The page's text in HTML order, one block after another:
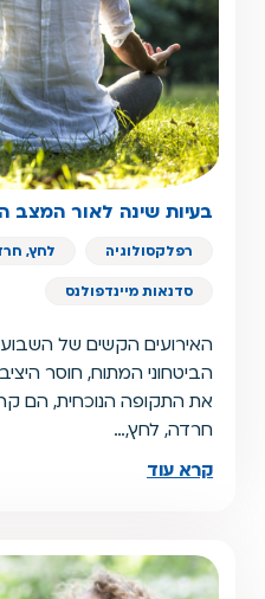
בעיות שינה לאור המצב
רפלקסולוגיה לחץ,
סדנאות מיינדפולנס
האירועים הקשים של
הביטחוני המתוח, חוסר
את התקופה הנוכחית, הם
חרדה, לחץ,…
קרא עוד